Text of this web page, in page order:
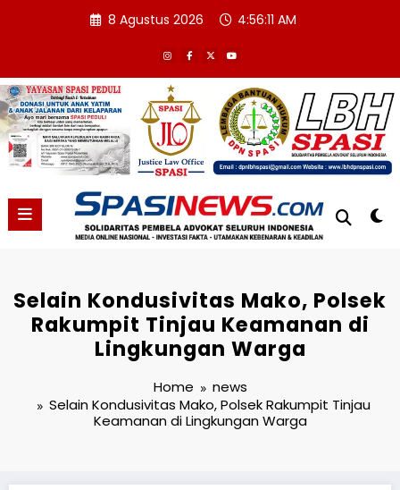
8 Agustus 2026 4:56:11 AM
Selain Kondusivitas Mako, Polsek
Rakumpit Tinjau Keamanan di
Lingkungan Warga
Home
news
Selain Kondusivitas Mako, Polsek Rakumpit Tinjau
Keamanan di Lingkungan Warga